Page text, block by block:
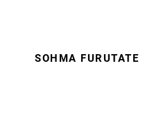
SOHMA FURUTATE